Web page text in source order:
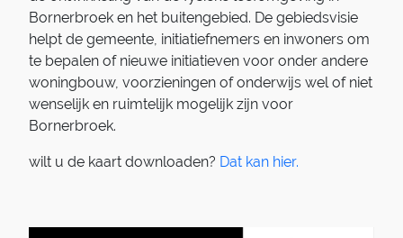
Bornerbroek en het buitengebied. De gebiedsvisie
helpt de gemeente, initiatiefnemers en inwoners om
te bepalen of nieuwe initiatieven voor onder andere
woningbouw, voorzieningen of onderwijs wel of niet
wenselijk en ruimtelijk mogelijk zijn voor
Bornerbroek.
wilt u de kaart downloaden? Dat kan hier.